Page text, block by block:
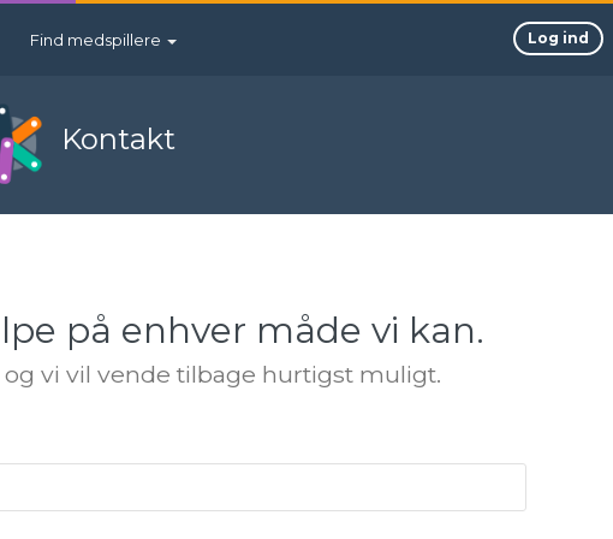
Find medspillere Log ind
Kontakt
på enhver måde vi kan.
vi vil vende tilbage hurtigst muligt.